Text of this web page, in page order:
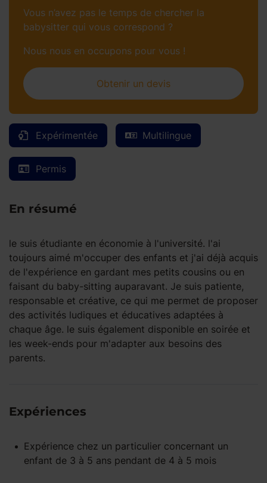
Expérimentée Multilingue
Permis
En résumé
le suis étudiante en économie à l'université. l'ai
toujours aimé m'occuper des enfants et j'ai déjà acquis
de l'expérience en gardant mes petits cousins ou en
faisant du baby-sitting auparavant. Je suis patiente,
responsable et créative, ce qui me permet de proposer
des activités ludiques et éducatives adaptées à
chaque âge. le suis également disponible en soirée et
les week-ends pour m'adapter aux besoins des
parents.
Expériences
Expérience chez un particulier concernant un
enfant de 3 à 5 ans pendant de 4 à 5 mois
Vous n’avez pas le temps de chercher la
babysitter qui vous correspond ?
Nous nous en occupons pour vous !
Obtenir un devis